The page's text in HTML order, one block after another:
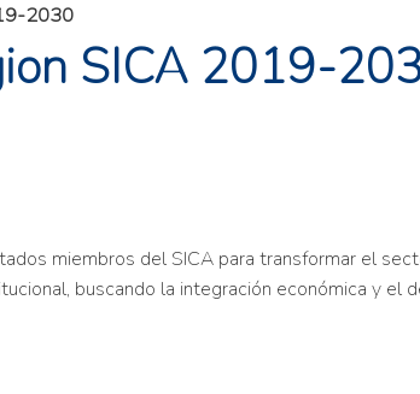
2030
SICA 2019-
miembros del SICA para transformar el
buscando la integración económica y el